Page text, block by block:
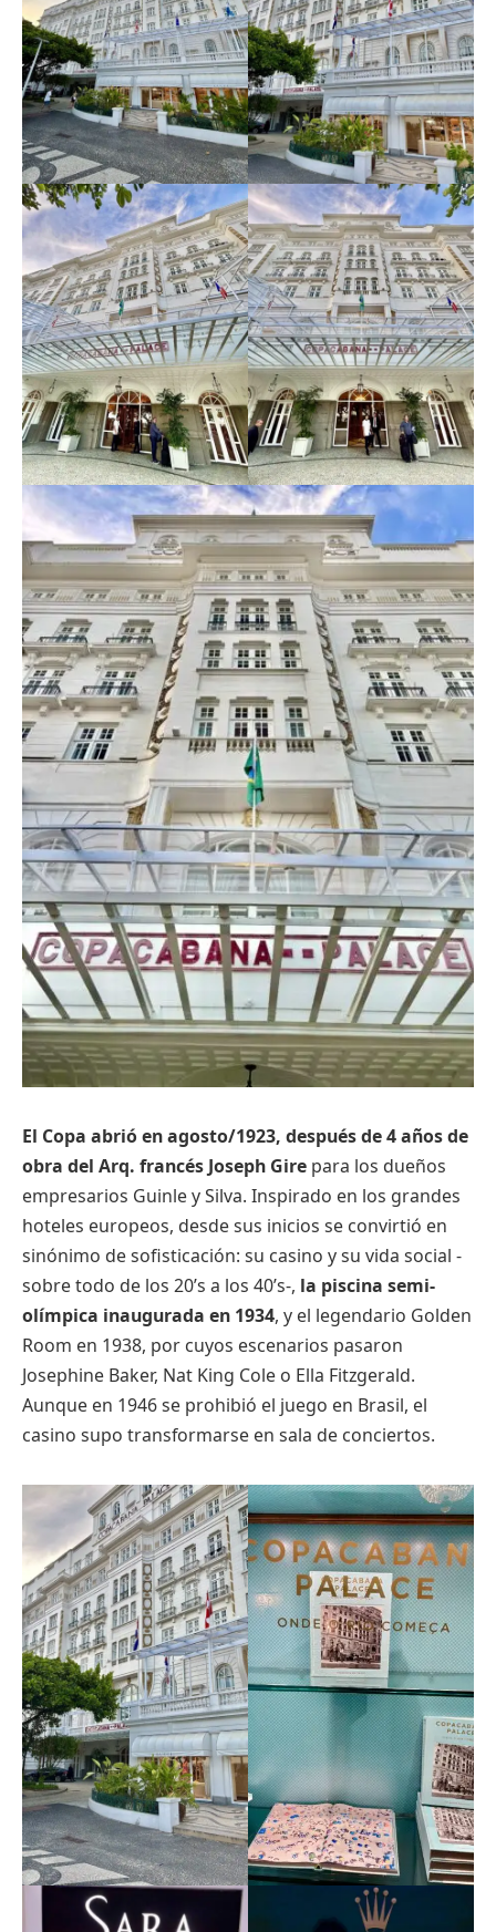
El Copa abrió en agosto/1923, después de 4 años de
obra del Arq. francés Joseph Gire para los dueños
empresarios Guinle y Silva. Inspirado en los grandes
hoteles europeos, desde sus inicios se convirtió en
sinónimo de sofisticación: su casino y su vida social -
sobre todo de los 20’s a los 40’s-, la piscina semi-
olímpica inaugurada en 1934, y el legendario Golden
Room en 1938, por cuyos escenarios pasaron
Josephine Baker, Nat King Cole o Ella Fitzgerald.
Aunque en 1946 se prohibió el juego en Brasil, el
casino supo transformarse en sala de conciertos.